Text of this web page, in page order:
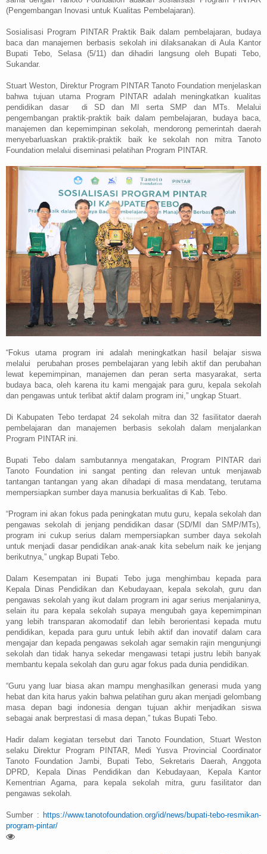
(Pengembangan Inovasi untuk Kualitas Pembelajaran).
Sosialisasi Program PINTAR Praktik Baik dalam pembelajaran, budaya
baca dan manajemen berbasis sekolah ini dilaksanakan di Aula Kantor
Bupati Tebo, Selasa (5/11) dan dihadiri langsung oleh Bupati Tebo,
Sukandar.
Stuart Weston, Direktur Program PINTAR Tanoto Foundation menjelaskan
bahwa tujuan utama Program PINTAR adalah meningkatkan kualitas
pendidikan dasar
di SD dan MI serta SMP dan MTs. Melalui
pengembangan praktik-praktik baik dalam pembelajaran, budaya baca,
manajemen dan kepemimpinan sekolah, mendorong pemerintah daerah
menyebarluaskan praktik-praktik baik ke sekolah non mitra Tanoto
Foundation melalui diseminasi pelatihan Program PINTAR.
“Fokus utama program ini adalah meningkatkan hasil belajar siswa
melalui
perubahan proses pembelajaran yang lebih aktif dan perubahan
lewat kepemimpinan, manajemen dan peran serta masyarakat, serta
budaya baca, oleh karena itu kami mengajak para guru, kepala sekolah
dan pengawas untuk terlibat aktif dalam program ini,” ungkap Stuart.
Di Kabupaten Tebo terdapat 24 sekolah mitra dan 32 fasilitator daerah
pembelajaran dan manajemen berbasis sekolah dalam menjalankan
Program PINTAR ini.
Bupati Tebo dalam sambutannya mengatakan, Program PINTAR dari
Tanoto Foundation ini sangat penting dan relevan untuk menjawab
tantangan tantangan yang akan dihadapi di masa mendatang, terutama
mempersiapkan sumber daya manusia berkualitas di Kab. Tebo.
“Program ini akan fokus pada peningkatan mutu guru, kepala sekolah dan
pengawas sekolah di jenjang pendidikan dasar (SD/MI dan SMP/MTs),
program ini cukup serius dalam mempersiapkan sumber daya sekolah
untuk menjadi dasar pendidikan anak-anak kita sebelum naik ke jenjang
berikutnya,” ungkap Bupati Tebo.
Dalam Kesempatan ini Bupati Tebo juga menghimbau kepada para
Kepala Dinas Pendidikan dan Kebudayaan, kepala sekolah, guru dan
pengawas sekolah yang ikut dalam program ini agar serius menjalaninya,
selain itu para kepala sekolah supaya mengubah gaya kepemimpinan
yang lebih transparan akomodatif dan lebih berorientasi kepada mutu
pendidikan, kepada para guru untuk lebih aktif dan inovatif dalam cara
mengajar dan kepada pengawas sekolah agar semakin rajin mengunjungi
sekolah dan tidak hanya sekedar mengawasi tetapi justru lebih banyak
membantu kepala sekolah dan guru agar fokus pada dunia pendidikan.
“Guru yang luar biasa akan mampu menghasilkan generasi muda yang
hebat dan kita harus yakin bahwa pelatihan guru akan menjadi gelombang
masa depan bagi indonesia dengan tujuan akhir menjadikan siswa
sebagai anak berprestasi di masa depan,” tukas Bupati Tebo.
Hadir dalam kegiatan tersebut dari Tanoto Foundation, Stuart Weston
selaku Direktur Program PINTAR, Medi Yusva Provincial Coordinator
Tanoto Foundation Jambi, Bupati Tebo, Sekretaris Daerah, Anggota
DPRD, Kepala Dinas Pendidikan dan Kebudayaan, Kepala Kantor
Kementrian Agama, para kepala sekolah mitra, guru fasilitator dan
pengawas sekolah.
Sumber : https://www.tanotofoundation.org/id/news/bupati-tebo-resmikan-
program-pintar/